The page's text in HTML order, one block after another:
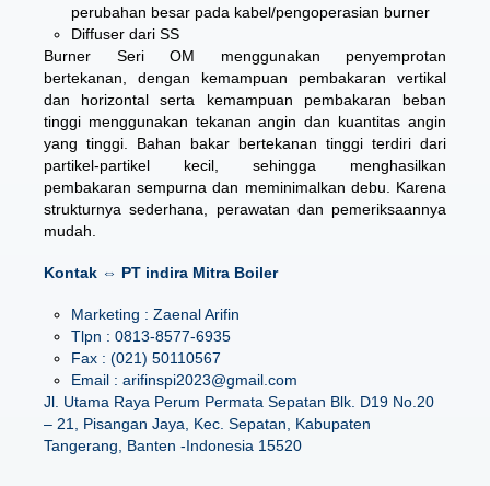
perubahan besar pada kabel/pengoperasian burner
Diffuser dari SS
Burner Seri OM menggunakan penyemprotan
bertekanan, dengan kemampuan pembakaran vertikal
dan horizontal serta kemampuan pembakaran beban
tinggi menggunakan tekanan angin dan kuantitas angin
yang tinggi. Bahan bakar bertekanan tinggi terdiri dari
partikel-partikel kecil, sehingga menghasilkan
pembakaran sempurna dan meminimalkan debu. Karena
strukturnya sederhana, perawatan dan pemeriksaannya
mudah.
Kontak ⇔ PT indira Mitra Boiler
Marketing : Zaenal Arifin
Tlpn : 0813-8577-6935
Fax : (021) 50110567
Email : arifinspi2023@gmail.com
Jl. Utama Raya Perum Permata Sepatan Blk. D19 No.20
– 21, Pisangan Jaya, Kec. Sepatan, Kabupaten
Tangerang, Banten -Indonesia 15520